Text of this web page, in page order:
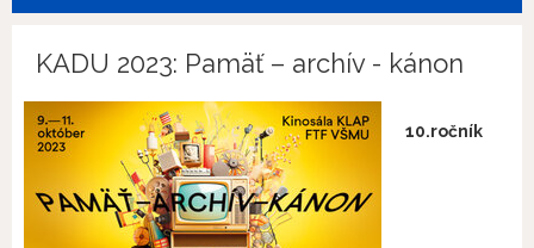
KADU 2023: Pamäť – archív - kánon
10.ročník